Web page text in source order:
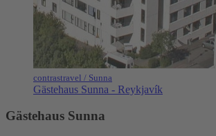
contrastravel / Sunna
Gästehaus Sunna - Reykjavík
Gästehaus Sunna